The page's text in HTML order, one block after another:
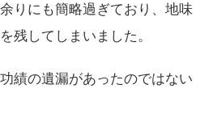
りにも簡略過ぎており、地味
残してしまいました。
績の遺漏があったのではない